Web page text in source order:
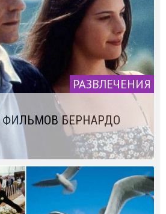
РАЗВЛЕЧЕНИЯ
ФИЛЬМОВ БЕРНАРДО